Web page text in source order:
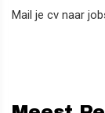
Mail je cv naar